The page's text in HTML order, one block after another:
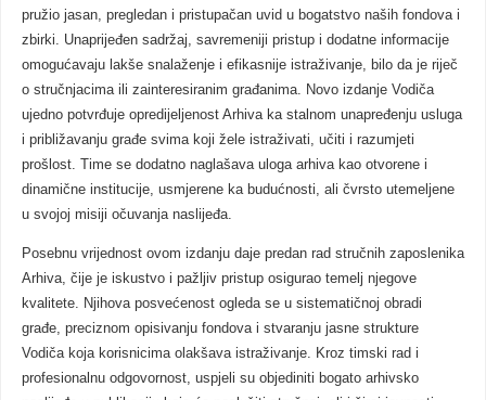
pružio jasan, pregledan i pristupačan uvid u bogatstvo naših fondova i
zbirki. Unaprijeđen sadržaj, savremeniji pristup i dodatne informacije
omogućavaju lakše snalaženje i efikasnije istraživanje, bilo da je riječ
o stručnjacima ili zainteresiranim građanima. Novo izdanje Vodiča
ujedno potvrđuje opredijeljenost Arhiva ka stalnom unapređenju usluga
i približavanju građe svima koji žele istraživati, učiti i razumjeti
prošlost. Time se dodatno naglašava uloga arhiva kao otvorene i
dinamične institucije, usmjerene ka budućnosti, ali čvrsto utemeljene
u svojoj misiji očuvanja naslijeđa.
Posebnu vrijednost ovom izdanju daje predan rad stručnih zaposlenika
Arhiva, čije je iskustvo i pažljiv pristup osigurao temelj njegove
kvalitete. Njihova posvećenost ogleda se u sistematičnoj obradi
građe, preciznom opisivanju fondova i stvaranju jasne strukture
Vodiča koja korisnicima olakšava istraživanje. Kroz timski rad i
profesionalnu odgovornost, uspjeli su objediniti bogato arhivsko